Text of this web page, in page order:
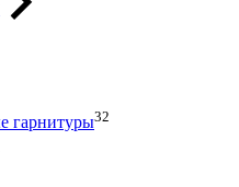
гарнитуры32